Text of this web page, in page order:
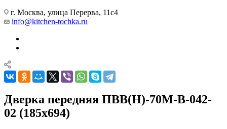
г. Москва, улица Перерва, 11с4
info@kitchen-tochka.ru
Дверка передняя ПВВ(Н)-70М-В-042-
02 (185х694)